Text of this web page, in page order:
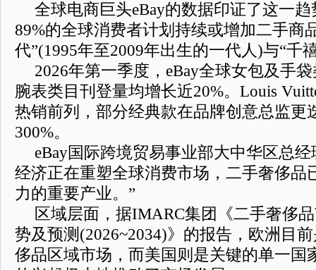
全球电商巨头eBay的数据印证了这一
89%的全球消费者计划持续或增加二手商
代”(1995年至2009年出生的一代人)与“千
2026年第一季度，eBay全球女包及手
腕表类目刊登量均增长近20%。Louis
热销前列，部分经典款在品牌创意总监更
300%。
eBay国际跨境贸易事业部大中华区总
经济正在重塑全球消费市场，二手奢侈品
力的重要产业。”
区域层面，据IMARC集团《二手奢侈
势及预测(2026~2034)》的报告，欧洲目
侈品区域市场，而美国则是关键的单一国